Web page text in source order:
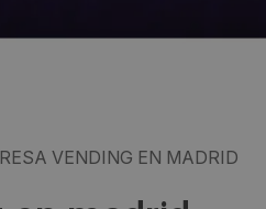
VENDING EN MADRID